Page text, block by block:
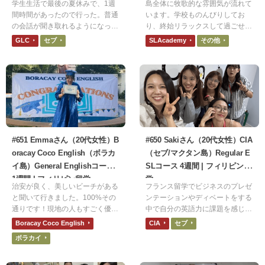
学生生活で最後の夏休みで、1週
間時間があったので行った。普通
の会話が聞き取れるようになっ
た。自分の思ったことを単語だけ
だが、その場で言えるようになっ
うになった。
GLC セブ
島全体に牧歌的な雰囲気が流れて
います。学校ものんびりしてお
り、終始リラックスして過ごせま
す。セブ島などの都市部のリゾー
ト地ではなく、ローカルな雰囲気
思います。
SLAcademy その他
#651 Emmaさん（20代女性）B
oracay Coco English（ボラカ
イ島）General Englishコース
1週間 | フィリピン留学
治安が良く、美しいビーチがある
と聞いて行きました。100%その
通りです！現地の人もすごく優し
いし困ったときもすぐに助けてく
れました。また、どこのビーチに
行っても美しい景色が広がってお
Boracay Coco English
ボラカイ
#650 Sakiさん（20代女性）CIA
（セブ/マクタン島）Regular E
SLコース 4週間 | フィリピン留
学
フランス留学でビジネスのプレゼ
ンテーションやディベートをする
中で自分の英語力に課題を感じて
いました。将来英語が必要となる
職業を目指す上で、もっと英語力
CIA セブ